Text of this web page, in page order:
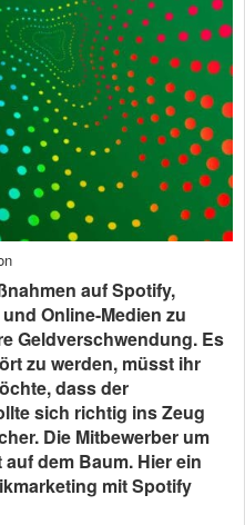
auf Spotify,
Online-Medien zu
Geldverschwendung. Es
zu werden, müsst ihr
dass der
sich richtig ins Zeug
Die Mitbewerber um
dem Baum. Hier ein
mit Spotify